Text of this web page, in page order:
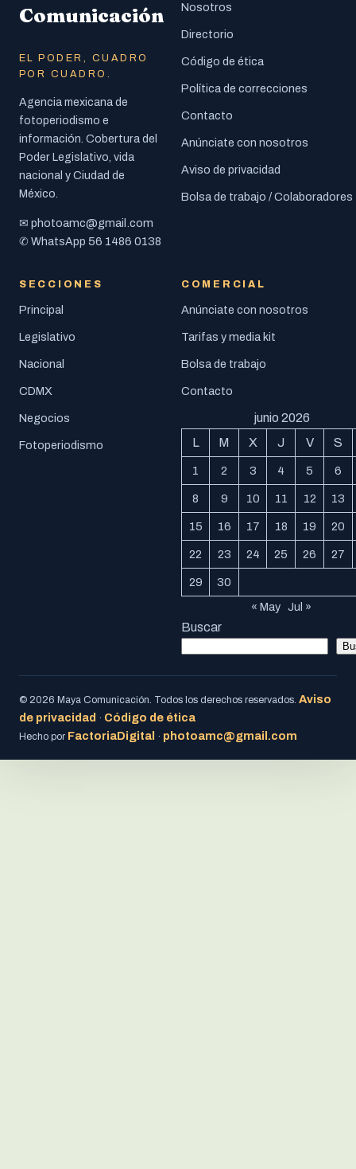
Comunicación
EL PODER, CUADRO
POR CUADRO.
Agencia mexicana de
fotoperiodismo e
información. Cobertura del
Poder Legislativo, vida
nacional y Ciudad de
México.
✉ photoamc@gmail.com
✆ WhatsApp 56 1486 0138
Nosotros
Directorio
Código de ética
Política de correcciones
Contacto
Anúnciate con nosotros
Aviso de privacidad
Bolsa de trabajo / Colaboradores
SECCIONES
Principal
Legislativo
Nacional
CDMX
Negocios
Fotoperiodismo
COMERCIAL
Anúnciate con nosotros
Tarifas y media kit
Bolsa de trabajo
Contacto
junio 2026
L
M X J V S
1 2 3 4 5 6
8 9 10 11 12 13
15 16 17 18 19 20
22 23 24 25 26 27
29
30
« May Jul »
Buscar
© 2026 Maya Comunicación. Todos los derechos reservados. Aviso
de privacidad · Código de ética
Hecho por FactoriaDigital · photoamc@gmail.com